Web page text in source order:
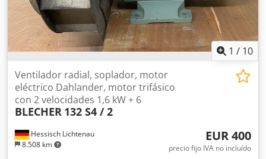
1 / 10
Hessisch Lichtenau
8.508 km
Ventilador radial, soplador, motor
eléctrico Dahlander, motor trifásico
con 2 velocidades 1,6 kW + 6
BLECHER 132 S4 / 2
EUR 400
precio fijo IVA no incluído